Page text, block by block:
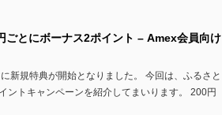
ごとにボーナス2ポイント – Amex会員向け
新規特典が開始となりました。 今回は、ふるさと
ントキャンペーンを紹介してまいります。 200円